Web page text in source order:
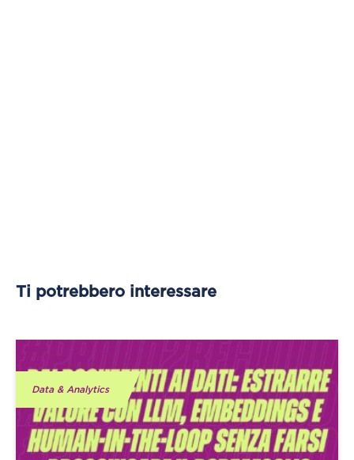
Ti potrebbero interessare
Data & Analytics